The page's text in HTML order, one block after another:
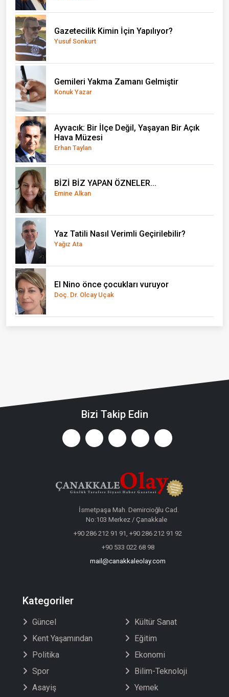
Gazetecilik Kimin İçin Yapılıyor?
Yusuf Sonkurt
Gemileri Yakma Zamanı Gelmiştir
Konuk Yazar
Ayvacık: Bir İlçe Değil, Yaşayan Bir Açık
Hava Müzesi
Erhan Taylan
BİZİ BİZ YAPAN ÖZNELER...
Emine Alkan
Yaz Tatili Nasıl Verimli Geçirilebilir?
Yağız Ata
El Nino önce çocukları vuruyor
Doç. Dr. Olcay Uçak
Bizi Takip Edin
İsmetpaşa Mah. Demircioğlu Cad.
No:103 Merkez / Çanakkale
+90 286 212 91 91, +90 286 212 91 92
+90 533 022 68 98
mail@canakkaleolay.com
Kategoriler
Güncel
Kent Yaşamından
Politika
Spor
Asayiş
Kültür Sanat
Eğitim
Ekonomi
Bilim-Teknoloji
Yemek